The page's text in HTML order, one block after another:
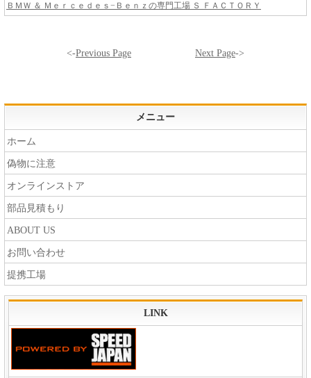
ＢＭＷ ＆ Ｍｅｒｃｅｄｅｓ−Ｂｅｎｚの専門工場 Ｓ ＦＡＣＴＯＲＹ
<-Previous Page Next Page->
メニュー
ホーム
偽物に注意
オンラインストア
部品見積もり
ABOUT US
お問い合わせ
提携工場
LINK